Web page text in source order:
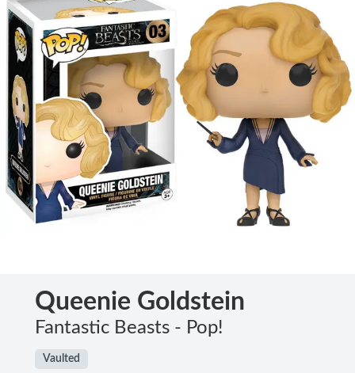
Queenie Goldstein
Fantastic Beasts - Pop!
Vaulted